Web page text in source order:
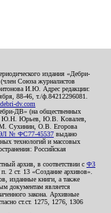
издания «Дебри-
Союза журналистов
И.Ю. Адрес редакции:
88-46, т./ф.84212296081.
dv.com
ДВ» (на общественных
Ю.Н. Юрьев, Ю.В. Ковалев,
Сухинин, О.В. Егорова
№ ФС77-45537 выдано
технологий и массовых
Российская
архив, в соответствии с ФЗ
п. 2 ст. 13 «Создание архивов».
изданные книги, а также
документам является
закона. Архивные
ст.ст. 1275, 1276, 1306